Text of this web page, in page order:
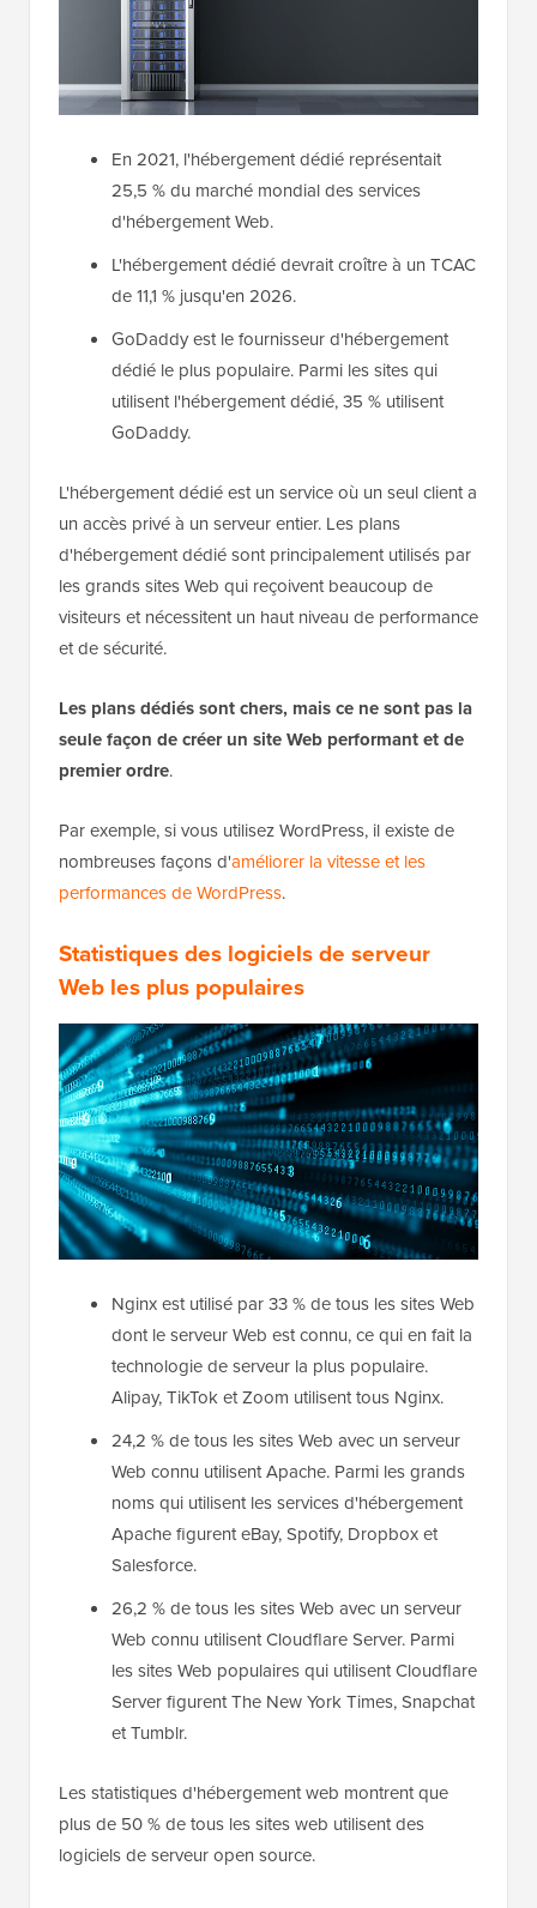
En 2021, l'hébergement dédié représentait
25,5 % du marché mondial des services
d'hébergement Web.
L'hébergement dédié devrait croître à un TCAC
de 11,1 % jusqu'en 2026.
GoDaddy est le fournisseur d'hébergement
dédié le plus populaire. Parmi les sites qui
utilisent l'hébergement dédié, 35 % utilisent
GoDaddy.
L'hébergement dédié est un service où un seul client a
un accès privé à un serveur entier. Les plans
d'hébergement dédié sont principalement utilisés par
les grands sites Web qui reçoivent beaucoup de
visiteurs et nécessitent un haut niveau de performance
et de sécurité.
Les plans dédiés sont chers, mais ce ne sont pas la
seule façon de créer un site Web performant et de
premier ordre.
Par exemple, si vous utilisez WordPress, il existe de
nombreuses façons d'améliorer la vitesse et les
performances de WordPress.
Statistiques des logiciels de serveur
Web les plus populaires
Nginx est utilisé par 33 % de tous les sites Web
dont le serveur Web est connu, ce qui en fait la
technologie de serveur la plus populaire.
Alipay, TikTok et Zoom utilisent tous Nginx.
24,2 % de tous les sites Web avec un serveur
Web connu utilisent Apache. Parmi les grands
noms qui utilisent les services d'hébergement
Apache figurent eBay, Spotify, Dropbox et
Salesforce.
26,2 % de tous les sites Web avec un serveur
Web connu utilisent Cloudflare Server. Parmi
les sites Web populaires qui utilisent Cloudflare
Server figurent The New York Times, Snapchat
et Tumblr.
Les statistiques d'hébergement web montrent que
plus de 50 % de tous les sites web utilisent des
logiciels de serveur open source.